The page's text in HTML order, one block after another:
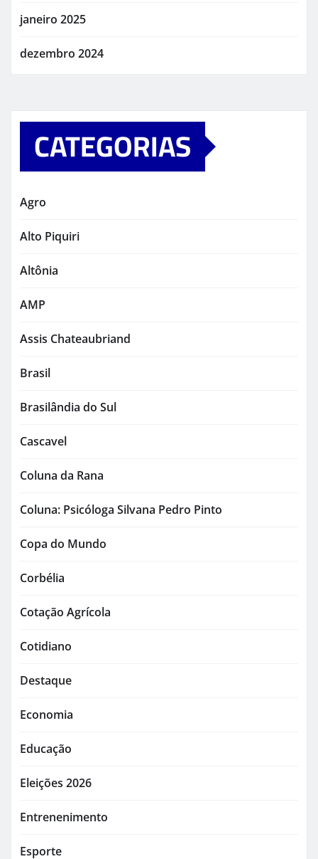
janeiro 2025
dezembro 2024
CATEGORIAS
Agro
Alto Piquiri
Altônia
AMP
Assis Chateaubriand
Brasil
Brasilândia do Sul
Cascavel
Coluna da Rana
Coluna: Psicóloga Silvana Pedro Pinto
Copa do Mundo
Corbélia
Cotação Agrícola
Cotidiano
Destaque
Economia
Educação
Eleições 2026
Entrenenimento
Esporte